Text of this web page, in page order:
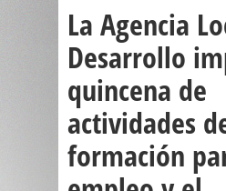
La Agencia
Desarrollo
quincena de
actividades
formación